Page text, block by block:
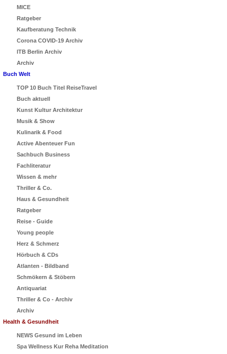
MICE
Ratgeber
Kaufberatung Technik
Corona COVID-19 Archiv
ITB Berlin Archiv
Archiv
Buch Welt
TOP 10 Buch Titel ReiseTravel
Buch aktuell
Kunst Kultur Architektur
Musik & Show
Kulinarik & Food
Active Abenteuer Fun
Sachbuch Business
Fachliteratur
Wissen & mehr
Thriller & Co.
Haus & Gesundheit
Ratgeber
Reise - Guide
Young people
Herz & Schmerz
Hörbuch & CDs
Atlanten - Bildband
Schmökern & Stöbern
Antiquariat
Thriller & Co - Archiv
Archiv
Health & Gesundheit
NEWS Gesund im Leben
Spa Wellness Kur Reha Meditation